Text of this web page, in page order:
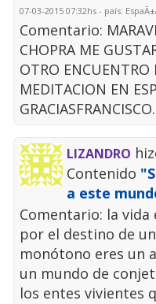
07-03-2015 07:32hs - país:
Comentario:
CHOPRA ME
OTRO ENCUENTRO
MEDITACION EN
LIZANDRO
Contenido
a este
Comentario: la vida
por el destino de
monótono eres un
un mundo de
los entes vivientes